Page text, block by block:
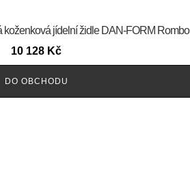
koženková jídelní židle DAN-FORM Rombo
10 128 Kč
DO OBCHODU